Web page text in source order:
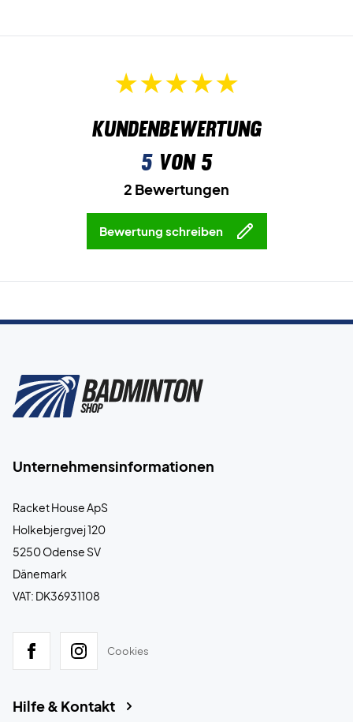
Kundenbewertung
5von 5
2 Bewertungen
Bewertung schreiben
Unternehmensinformationen
Racket House ApS
Holkebjergvej 120
5250 Odense SV
Dänemark
VAT: DK36931108
Cookies
Hilfe & Kontakt